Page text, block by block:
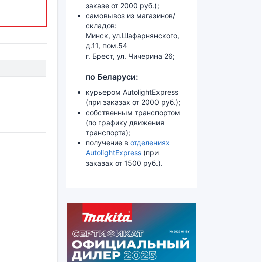
заказе от 2000 руб.);
самовывоз из магазинов/
складов:
Минск, ул.Шафарнянского,
д.11, пом.54
г. Брест, ул. Чичерина 26;
по Беларуси:
курьером AutolightExpress
(при заказах от 2000 руб.);
собственным транспортом
(по графику движения
транспорта);
получение в отделениях
AutolightExpress (при
заказах от 1500 руб.).